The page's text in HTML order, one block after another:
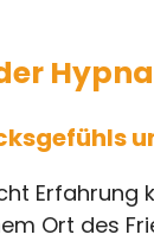
Erfahrung
Ort des